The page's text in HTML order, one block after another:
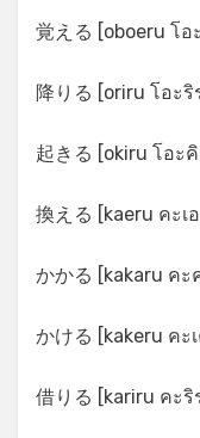
覚える [oboeru โอ
降りる [oriru โอะ
起きる [okiru โอะ
換える [kaeru คะเ
かかる [kakaru ค
かける [kakeru คะ
借りる [kariru คะริ